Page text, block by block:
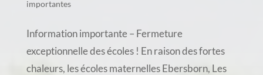
importantes
Information importante – Fermeture
exceptionnelle des écoles ! En raison des fortes
chaleurs, les écoles maternelles Ebersborn, Les